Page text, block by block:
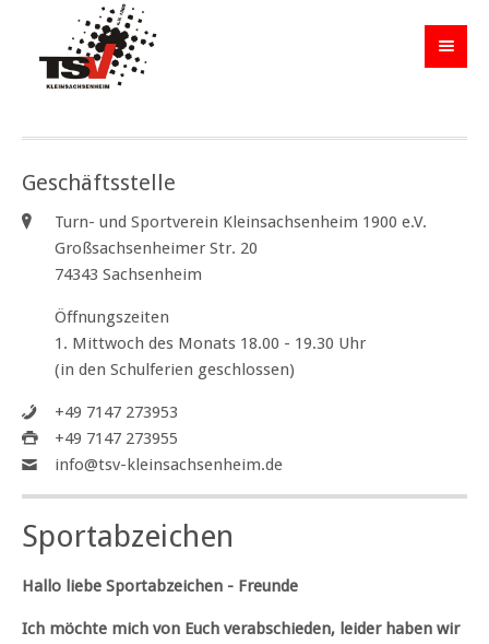
Geschäftsstelle
Turn- und Sportverein Kleinsachsenheim 1900 e.V.
Großsachsenheimer Str. 20
74343 Sachsenheim
Öffnungszeiten
1. Mittwoch des Monats 18.00 - 19.30 Uhr
(in den Schulferien geschlossen)
+49 7147 273953
+49 7147 273955
info@tsv-kleinsachsenheim.de
Sportabzeichen
Hallo liebe Sportabzeichen - Freunde
Ich möchte mich von Euch verabschieden, leider haben wir